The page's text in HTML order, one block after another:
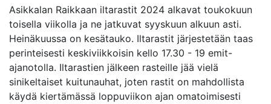
Asikkalan Raikkaan iltarastit 2024 alkavat toukokuun
toisella viikolla ja ne jatkuvat syyskuun alkuun asti.
Heinäkuussa on kesätauko. Iltarastit järjestetään taas
perinteisesti keskiviikkoisin kello 17.30 - 19 emit-
ajanotolla. Iltarastien jälkeen rasteille jää vielä
sinikeltaiset kuitunauhat, joten rastit on mahdollista
käydä kiertämässä loppuviikon ajan omatoimisesti